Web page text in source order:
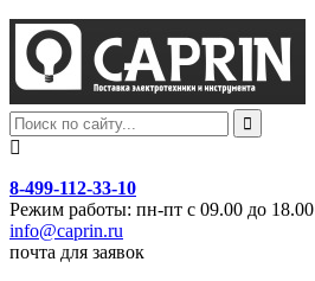
8-499-112-33-10
Режим работы: пн-пт с 09.00 до 18.00
info@caprin.ru
почта для заявок